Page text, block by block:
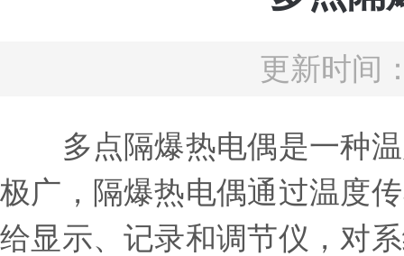
更新时间
多点隔爆热电偶是一种温
极广，隔爆热电偶通过温度
给显示、记录和调节仪，对